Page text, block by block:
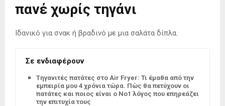
πανέ χωρίς τηγάνι
Ιδανικό για σνακ ή βραδινό με μια σαλάτα δίπλα.
Σε ενδιαφέρουν
Tηγανιτές πατάτες στο Air Fryer: Τι έμαθα από την
εμπειρία μου 4 χρόνια τώρα. Πώς θα πετύχουν οι
πατάτες και ποιος είναι ο Νο1 λόγος που επηρεάζει
την επιτυχία τους